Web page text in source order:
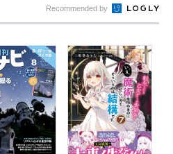
Recommended by